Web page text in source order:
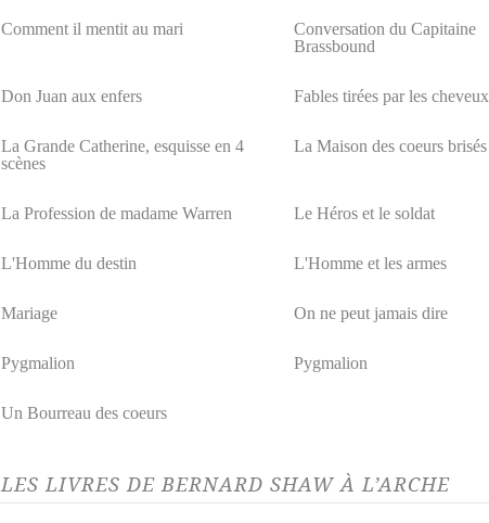
Comment il mentit au mari
Conversation du Capitaine
Brassbound
Don Juan aux enfers Fables tirées par les cheveux
La Grande Catherine, esquisse en 4
scènes
La Maison des coeurs brisés
La Profession de madame Warren Le Héros et le soldat
L'Homme du destin L'Homme et les armes
Mariage On ne peut jamais dire
Pygmalion Pygmalion
Un Bourreau des coeurs
LES LIVRES DE BERNARD SHAW À L’ARCHE